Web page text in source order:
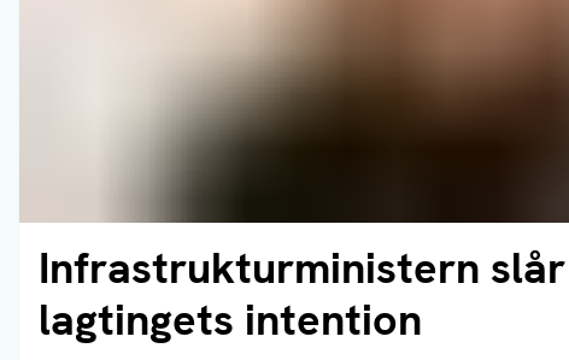
Infrastrukturministern
lagtingets intention
Läs artikel